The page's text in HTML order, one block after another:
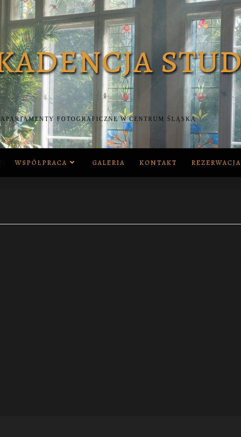
APARTAMENTY FOTOGRAFICZNE W CENTRUM ŚLĄSKA
WSPÓŁPRACA GALERIA KONTAKT REZERWACJA